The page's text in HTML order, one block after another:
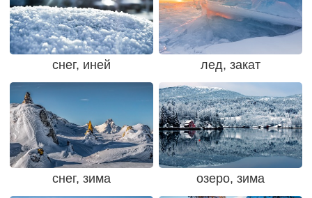
снег, иней лед, закат
снег, зима озеро, зима